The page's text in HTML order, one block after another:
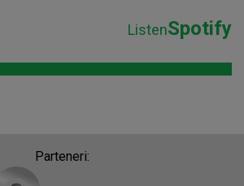
ListenSpotify
Parteneri: